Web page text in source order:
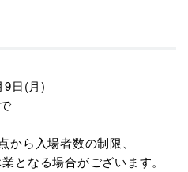
9日(月)
ら入場者数の制限、
となる場合がございます。